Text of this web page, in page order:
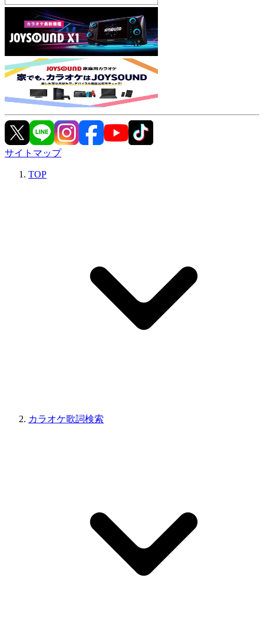
サイトマップ
TOP
カラオケ歌詞検索